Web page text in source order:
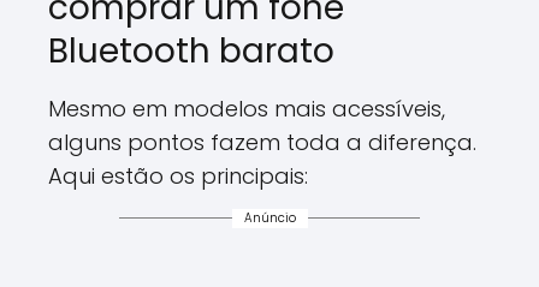
Bluetooth barato
Mesmo em modelos mais acessíveis,
alguns pontos fazem toda a diferença.
Aqui estão os principais:
Anúncio